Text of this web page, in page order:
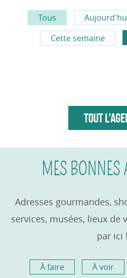
Tous
Cette semaine
TOUT
MES BONNES
Adresses gourmandes,
services, musées, lieux de
par ici !
À faire À voir